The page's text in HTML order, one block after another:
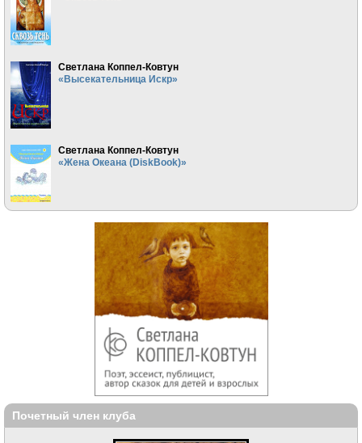
Светлана Коппел-Ковтун
«Высекательница Искр»
Светлана Коппел-Ковтун
«Жена Океана (DiskBook)»
Почетный член клуба